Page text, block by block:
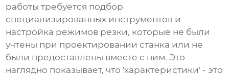
работы требуется подбор
специализированных инструментов и
настройка режимов резки, которые не были
учтены при проектировании станка или не
были предоставлены вместе с ним. Это
наглядно показывает, что 'характеристики' - это